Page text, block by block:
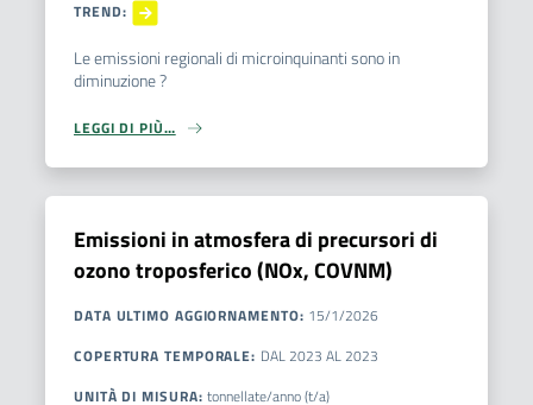
TREND:
Le emissioni regionali di microinquinanti sono in
diminuzione ?
LEGGI DI PIÙ…
Emissioni in atmosfera di precursori di
ozono troposferico (NOx, COVNM)
DATA ULTIMO AGGIORNAMENTO: 15/1/2026
COPERTURA TEMPORALE: DAL 2023 AL 2023
UNITÀ DI MISURA: tonnellate/anno (t/a)